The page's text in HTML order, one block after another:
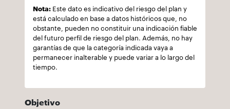
Nota: Este dato es indicativo del riesgo del plan y
está calculado en base a datos históricos que, no
obstante, pueden no constituir una indicación fiable
del futuro perfil de riesgo del plan. Además, no hay
garantías de que la categoría indicada vaya a
permanecer inalterable y puede variar a lo largo del
tiempo.
Objetivo